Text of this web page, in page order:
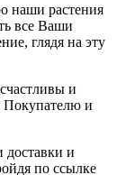
наши растения
все Ваши
глядя на эту
и
и
и
по ссылке